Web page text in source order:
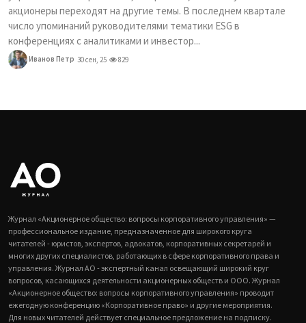
акционеры переходят на другие темы. В последнем квартале
число упоминаний руководителями тематики ESG в
конференциях с аналитиками и инвестор...
Иванов Петр 30 сен, 25 829
Журнал «Акционерное общество: вопросы корпоративного управления» —
профессиональное издание, предназначенное для широкого круга
читателей - юристов, экспертов, адвокатов, корпоративных секретарей и
многих других специалистов, работающих в сфере корпоративного права и
управления. Журнал АО - экспертный канал освещающий широкий круг
вопросов, касающихся деятельности акционерных обществ и ООО. Журнал
«Акционерное общество: вопросы корпоративного управления» проводит
ежегодную конференцию «Корпоративное право» и другие мероприятия.
Для новых читателей действует специальное предложение на подписку.